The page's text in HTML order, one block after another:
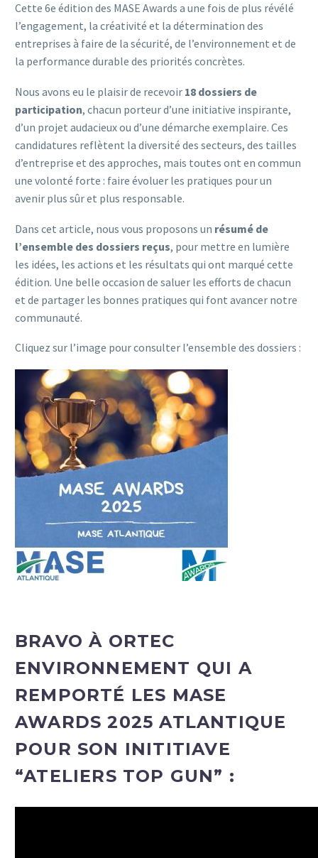
Cette 6e édition des MASE Awards a une fois de plus révélé
l’engagement, la créativité et la détermination des
entreprises à faire de la sécurité, de l’environnement et de
la performance durable des priorités concrètes.
Nous avons eu le plaisir de recevoir 18 dossiers de
participation, chacun porteur d’une initiative inspirante,
d’un projet audacieux ou d’une démarche exemplaire. Ces
candidatures reflètent la diversité des secteurs, des tailles
d’entreprise et des approches, mais toutes ont en commun
une volonté forte : faire évoluer les pratiques pour un
avenir plus sûr et plus responsable.
Dans cet article, nous vous proposons un résumé de
l’ensemble des dossiers reçus, pour mettre en lumière
les idées, les actions et les résultats qui ont marqué cette
édition. Une belle occasion de saluer les efforts de chacun
et de partager les bonnes pratiques qui font avancer notre
communauté.
Cliquez sur l’image pour consulter l’ensemble des dossiers :
BRAVO À ORTEC
ENVIRONNEMENT QUI A
REMPORTÉ LES MASE
AWARDS 2025 ATLANTIQUE
POUR SON INITITIAVE
“ATELIERS TOP GUN” :